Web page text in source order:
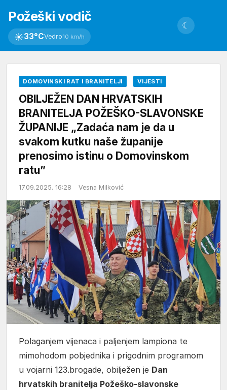
Požeški vodič
☀33°CVedro10 km/h
☾
DOMOVINSKI RAT I BRANITELJI VIJESTI
OBILJEŽEN DAN HRVATSKIH
BRANITELJA POŽEŠKO-SLAVONSKE
ŽUPANIJE „Zadaća nam je da u
svakom kutku naše županije
prenosimo istinu o Domovinskom
ratu”
17.09.2025. 16:28 Vesna Milković
Polaganjem vijenaca i paljenjem lampiona te
mimohodom pobjednika i prigodnim programom
u vojarni 123.brogade, obilježen je Dan
hrvatskih branitelja Požeško-slavonske